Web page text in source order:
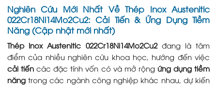
Nghiên Cứu Mới Nhất Về Thép Inox Austenitic
022Cr18Ni14Mo2Cu2: Cải Tiến & Ứng Dụng Tiềm
Năng (Cập nhật mới nhất)
Thép Inox Austenitic 022Cr18Ni14Mo2Cu2đang là tâm
điểm của nhiều nghiên cứu khoa học, hướng đến việc
cải tiến các đặc tính vốn có và mở rộng ứng dụng tiềm
năng trong các ngành công nghiệp khác nhau, dự kiến